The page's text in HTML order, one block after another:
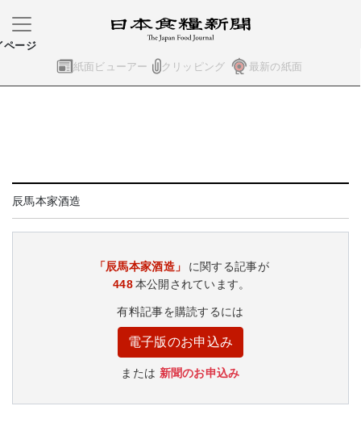
紙面ビューアー クリッピング 最新の紙面
ページ
辰馬本家酒造
「辰馬本家酒造」
に関する記事が
448本公開されています。
有料記事を購読するには
電子版のお申込み
または 新聞のお申込み